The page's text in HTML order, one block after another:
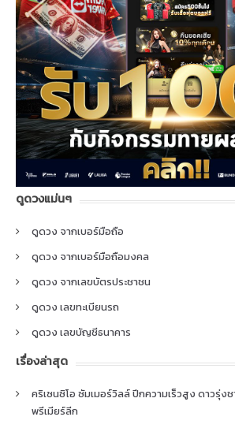
ดูดวงแม่นๆ
ดูดวง จากเบอร์มือถือ
ดูดวง จากเบอร์มือถือมงคล
ดูดวง จากเลขบัตรประชาชน
ดูดวง เลขทะเบียนรถ
ดูดวง เลขบัญชีธนาคาร
เรื่องล่าสุด
คริเซนซิโอ ซัมเมอร์วิลล์ ปีกความเร็วสูง ดาวรุ่
พรีเมียร์ลีก